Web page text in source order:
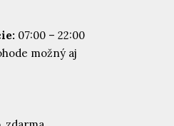
07:00 – 22:00
možný aj